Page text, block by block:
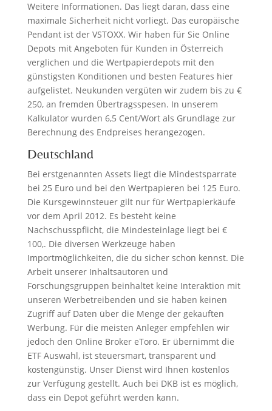
Weitere Informationen. Das liegt daran, dass eine
maximale Sicherheit nicht vorliegt. Das europäische
Pendant ist der VSTOXX. Wir haben für Sie Online
Depots mit Angeboten für Kunden in Österreich
verglichen und die Wertpapierdepots mit den
günstigsten Konditionen und besten Features hier
aufgelistet. Neukunden vergüten wir zudem bis zu €
250, an fremden Übertragsspesen. In unserem
Kalkulator wurden 6,5 Cent/Wort als Grundlage zur
Berechnung des Endpreises herangezogen.
Deutschland
Bei erstgenannten Assets liegt die Mindestsparrate
bei 25 Euro und bei den Wertpapieren bei 125 Euro.
Die Kursgewinnsteuer gilt nur für Wertpapierkäufe
vor dem April 2012. Es besteht keine
Nachschusspflicht, die Mindesteinlage liegt bei €
100,. Die diversen Werkzeuge haben
Importmöglichkeiten, die du sicher schon kennst. Die
Arbeit unserer Inhaltsautoren und
Forschungsgruppen beinhaltet keine Interaktion mit
unseren Werbetreibenden und sie haben keinen
Zugriff auf Daten über die Menge der gekauften
Werbung. Für die meisten Anleger empfehlen wir
jedoch den Online Broker eToro. Er übernimmt die
ETF Auswahl, ist steuersmart, transparent und
kostengünstig. Unser Dienst wird Ihnen kostenlos
zur Verfügung gestellt. Auch bei DKB ist es möglich,
dass ein Depot geführt werden kann.